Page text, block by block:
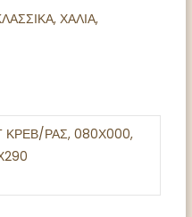
, ΧΑΛΙΑ,
ΚΡΕΒ/ΡΑΣ, 080Χ000,